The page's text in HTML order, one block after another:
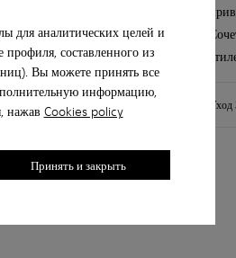
для аналитических целей и
составленного из
Вы можете принять все
информацию,
нажав Cookies policy
Принять и закрыть